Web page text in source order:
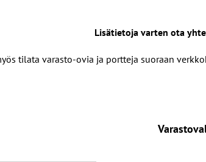
Lisätietoja varten ota
tilata varasto-ovia ja portteja suoraan